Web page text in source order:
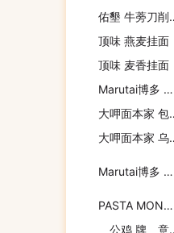
佑墾
顶味 燕麦挂面
顶味 麦香挂面
Marutai博多 MARUTAI 熊本蒜香猪骨汤即食拉面
大呷
大呷
Marutai博多 MARUTAI 博多蔬菜酱油猪骨汤面
PASTA MONTEGRAPPA MONTEGRAPPA 火腿奶酪小饺子
公鸡